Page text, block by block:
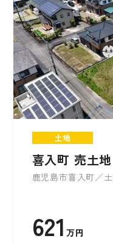
土地
喜入町 売土
鹿児島市喜入町／
621万円